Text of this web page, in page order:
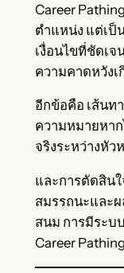
Career
ตำแหน่ง แต่เป็
เงื่อนไขที่ชัดเจ
ความคาดหวังเ
อีกข้อคือ เส้นท
ความหมายหา
จริงระหว่างหั
และการตัดสิน
สมรรถนะและ
สนม การมีระบ
Career